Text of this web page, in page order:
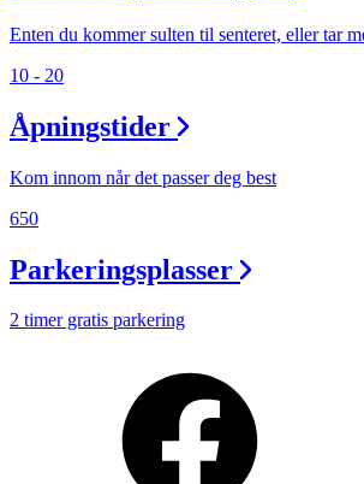
Enten du kommer sulten til senteret, eller tar
10 - 20
Åpningstider
Kom innom når det passer deg best
650
Parkeringsplasser
2 timer gratis parkering